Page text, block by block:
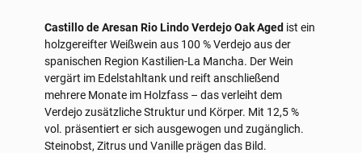
Castillo de Aresan Rio Lindo Verdejo Oak Aged ist ein
holzgereifter Weißwein aus 100 % Verdejo aus der
spanischen Region Kastilien-La Mancha. Der Wein
vergärt im Edelstahltank und reift anschließend
mehrere Monate im Holzfass – das verleiht dem
Verdejo zusätzliche Struktur und Körper. Mit 12,5 %
vol. präsentiert er sich ausgewogen und zugänglich.
Steinobst, Zitrus und Vanille prägen das Bild.